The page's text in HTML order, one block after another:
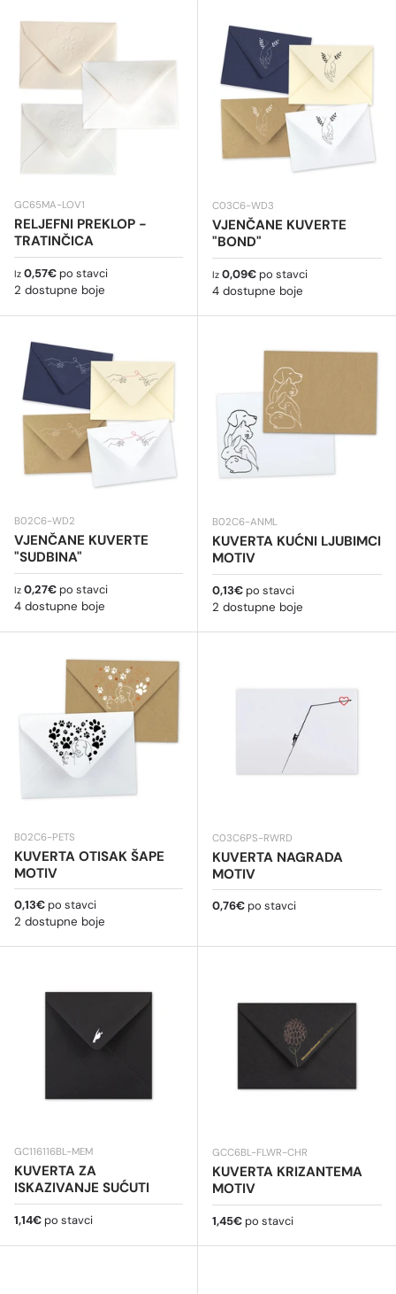
GC65MA-LOV1
RELJEFNI PREKLOP -
TRATINČICA
Redovna cijena
Iz 0,57€ po stavci
2 dostupne boje
C03C6-WD3
VJENČANE KUVERTE
"BOND"
Redovna cijena
Iz 0,09€ po stavci
4 dostupne boje
B02C6-WD2
VJENČANE KUVERTE
"SUDBINA"
Redovna cijena
Iz 0,27€ po stavci
4 dostupne boje
B02C6-ANML
KUVERTA KUĆNI LJUBIMCI
MOTIV
Redovna cijena
0,13€ po stavci
2 dostupne boje
B02C6-PETS
KUVERTA OTISAK ŠAPE
MOTIV
Redovna cijena
0,13€ po stavci
2 dostupne boje
C03C6PS-RWRD
KUVERTA NAGRADA
MOTIV
Redovna cijena
0,76€ po stavci
GC116116BL-MEM
KUVERTA ZA
ISKAZIVANJE SUĆUTI
Redovna cijena
1,14€ po stavci
GCC6BL-FLWR-CHR
KUVERTA KRIZANTEMA
MOTIV
Redovna cijena
1,45€ po stavci